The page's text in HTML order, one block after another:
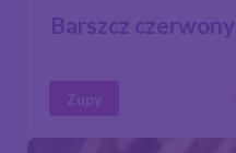
Barszcz czerwony
Zupy